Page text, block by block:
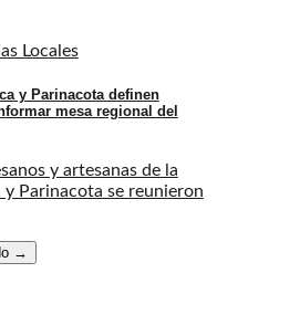
Locales
y Parinacota definen
mesa regional del
y artesanas de la
y Parinacota se reunieron
→